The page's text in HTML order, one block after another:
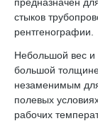
стыков
рентгенографии.
Небольшой вес и
большой
незаменимым
полевых
рабочих